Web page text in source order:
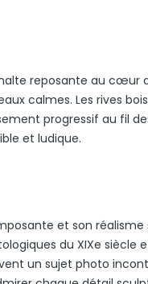
reposante au cœur
calmes. Les rives
progressif au fil
et ludique.
et son
du XIXe siècle
un sujet photo